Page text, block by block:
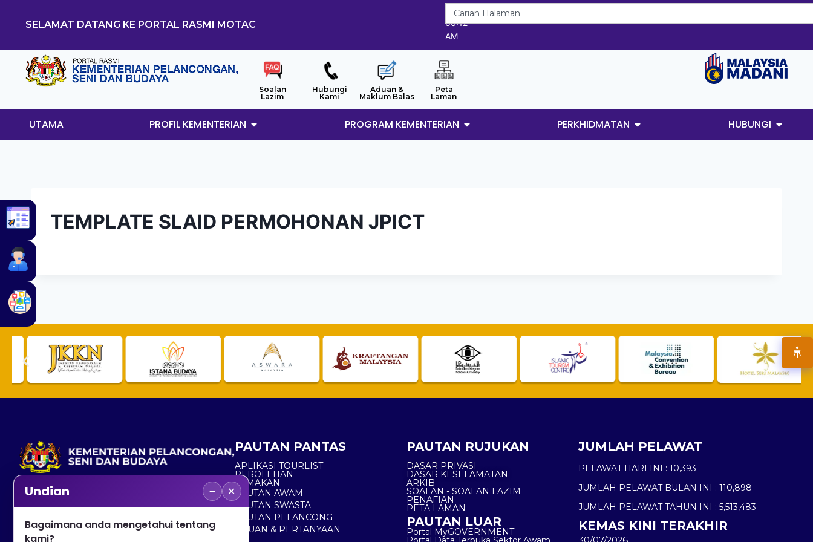
SELAMAT DATANG KE PORTAL RASMI MOTAC
7/8/2026
06:12
AM
Soalan
Lazim
Hubungi
Kami
Aduan &
Maklum Balas
Peta
Laman
UTAMA PROFIL KEMENTERIAN PROGRAM KEMENTERIAN PERKHIDMATAN HUBUNGI
TEMPLATE SLAID PERMOHONAN JPICT
No. 2, Menara 1, Jalan P5/6, Presint 5,
+603 8000 8000
PAUTAN PANTAS
APLIKASI TOURLIST
PEROLEHAN
SEMAKAN
PAUTAN AWAM
PAUTAN SWASTA
PAUTAN PELANCONG
ADUAN & PERTANYAAN
PAUTAN RUJUKAN
DASAR PRIVASI
DASAR KESELAMATAN
ARKIB
SOALAN - SOALAN LAZIM
PENAFIAN
PETA LAMAN
PAUTAN LUAR
Portal MyGOVERNMENT
JUMLAH PELAWAT
PELAWAT HARI INI : 10,393
JUMLAH PELAWAT BULAN INI : 110,898
JUMLAH PELAWAT TAHUN INI : 5,513,483
KEMAS KINI TERAKHIR
Undian − ×
Bagaimana anda mengetahui tentang
kami?